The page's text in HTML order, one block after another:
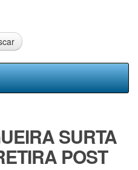
SURTA
POST